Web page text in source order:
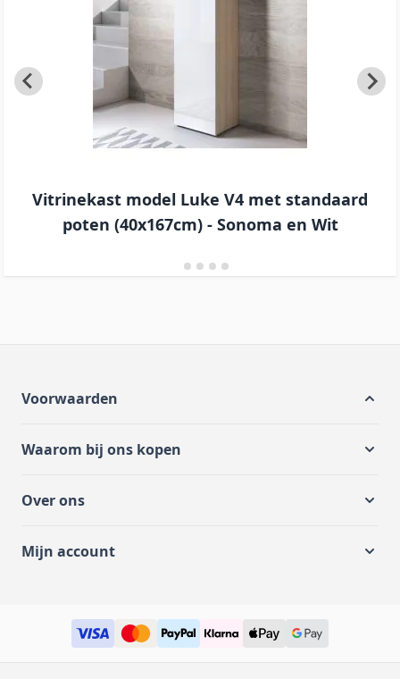
Vitrinekast model Luke V4 met standaard
poten (40x167cm) - Sonoma en Wit
Voorwaarden
Waarom bij ons kopen
Over ons
Mijn account